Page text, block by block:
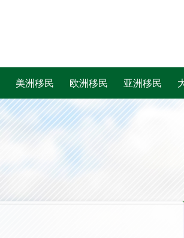
美洲移民 欧洲移民 亚洲移民